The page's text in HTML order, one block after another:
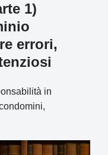
1)
errori,
in